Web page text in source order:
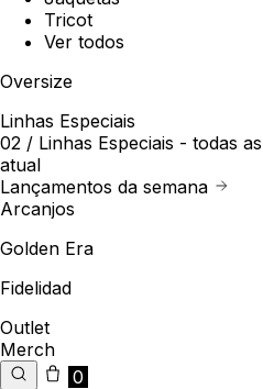
Tricot
Ver todos
Oversize
Linhas Especiais
02 / Linhas Especiais - todas
atual
Lançamentos da semana
Arcanjos
Golden Era
Fidelidad
Outlet
Merch
0